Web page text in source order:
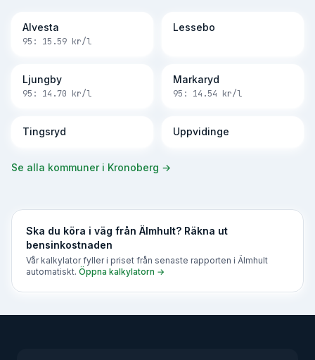
Alvesta
95: 15.59 kr/l
Lessebo
Ljungby
95: 14.70 kr/l
Markaryd
95: 14.54 kr/l
Tingsryd Uppvidinge
Se alla kommuner i Kronoberg →
Ska du köra i väg från Älmhult? Räkna ut
bensinkostnaden
Vår kalkylator fyller i priset från senaste rapporten i Älmhult
automatiskt. Öppna kalkylatorn →